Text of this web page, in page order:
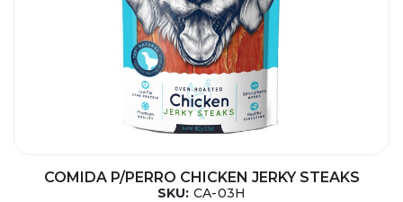
COMIDA P/PERRO CHICKEN JERKY STEAKS
SKU: CA-03H